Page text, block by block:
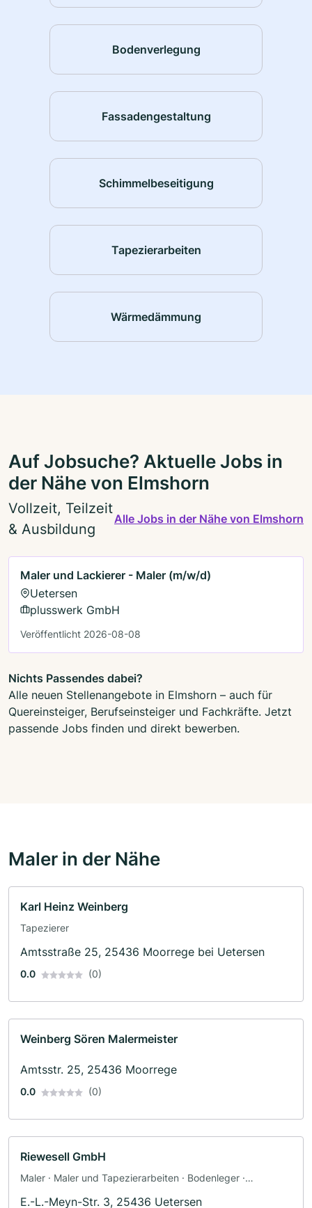
Bodenverlegung
Fassadengestaltung
Schimmelbeseitigung
Tapezierarbeiten
Wärmedämmung
Auf Jobsuche? Aktuelle Jobs in
der Nähe von Elmshorn
Vollzeit, Teilzeit
& Ausbildung
Alle Jobs in der Nähe von Elmshorn
Maler und Lackierer - Maler (m/w/d)
Uetersen
plusswerk GmbH
Veröffentlicht 2026-08-08
Nichts Passendes dabei?
Alle neuen Stellenangebote in Elmshorn – auch für
Quereinsteiger, Berufseinsteiger und Fachkräfte. Jetzt
passende Jobs finden und direkt bewerben.
Maler in der Nähe
Karl Heinz Weinberg
Tapezierer
Amtsstraße 25, 25436 Moorrege bei Uetersen
0.0 (0)
Weinberg Sören Malermeister
Amtsstr. 25, 25436 Moorrege
0.0 (0)
Riewesell GmbH
Maler · Maler und Tapezierarbeiten · Bodenleger ·
E.-L.-Meyn-Str. 3, 25436 Uetersen